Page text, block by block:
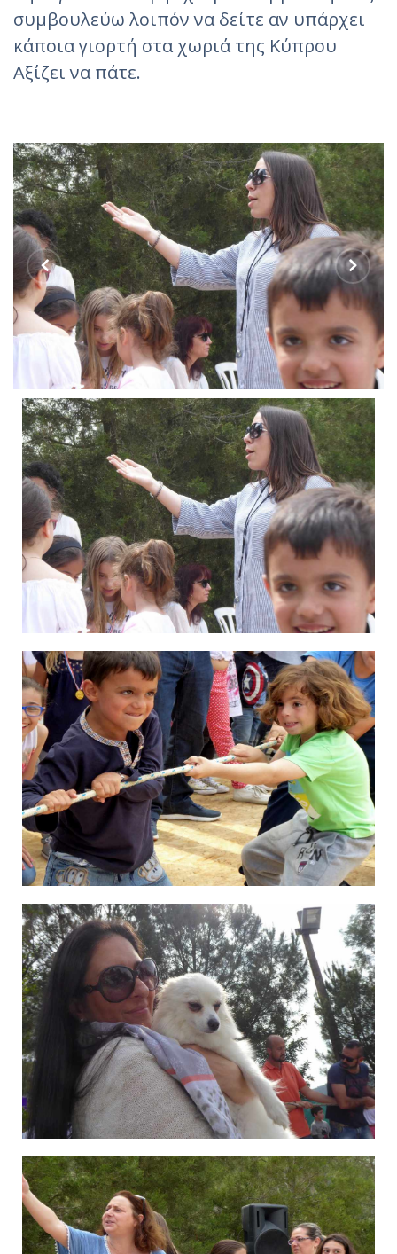
συμβουλεύω λοιπόν να δείτε αν υπάρχει
κάποια γιορτή στα χωριά της Κύπρου
Αξίζει να πάτε.